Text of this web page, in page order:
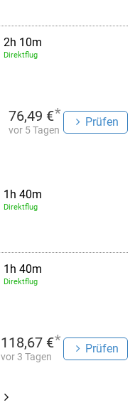
2h 10m
Direktflug
76,49 €*
vor 5 Tagen
Prüfen
1h 40m
Direktflug
1h 40m
Direktflug
118,67 €*
vor 3 Tagen
Prüfen